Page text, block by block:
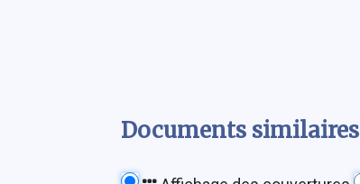
Documents similaires